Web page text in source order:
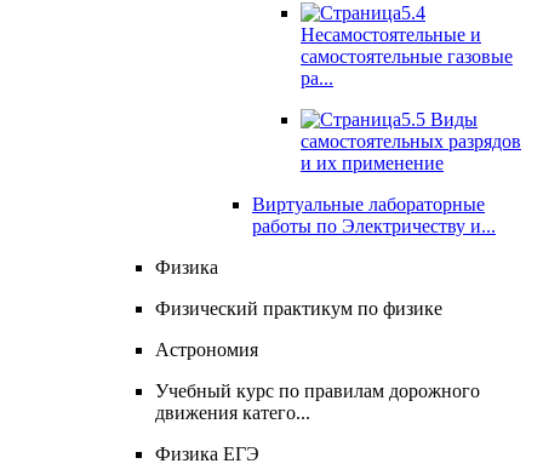
5.4
Несамостоятельные и
самостоятельные газовые
ра...
5.5 Виды
самостоятельных разрядов
и их применение
Виртуальные лабораторные
работы по Электричеству и...
Физика
Физический практикум по физике
Астрономия
Учебный курс по правилам дорожного
движения катего...
Физика ЕГЭ